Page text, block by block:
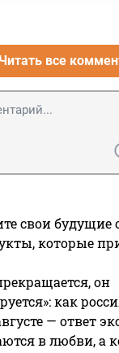
Читать все
свои будущие
которые
он
как
— ответ
в любви, а